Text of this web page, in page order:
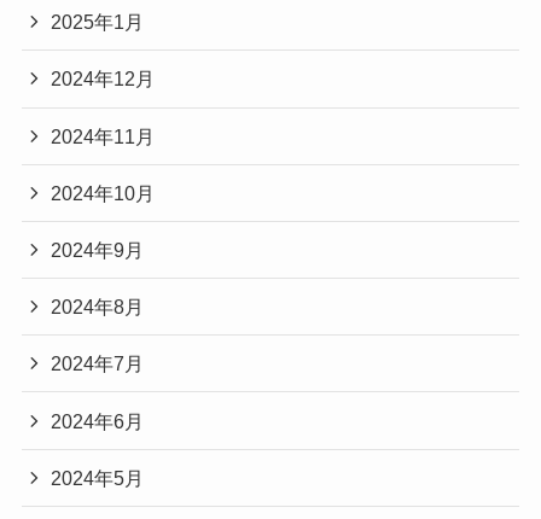
2025年1月
2024年12月
2024年11月
2024年10月
2024年9月
2024年8月
2024年7月
2024年6月
2024年5月